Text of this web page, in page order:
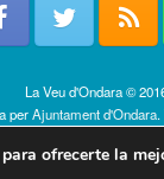
La Veu d'Ondara ©
perAjuntament d'Ondara
ofrecerte la